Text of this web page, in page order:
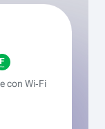
con Wi‑Fi